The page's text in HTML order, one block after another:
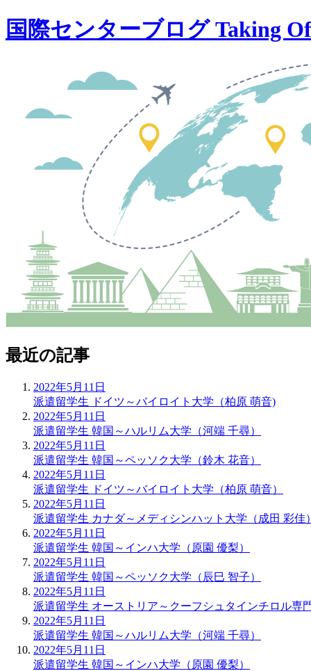
国際センターブログ Taking
最近の記事
2022年5月11日
派遣留学生 ドイツ～バイロイト大学（柏原 萌音)
2022年5月11日
派遣留学生 韓国～ハルリム大学（河端 千尋）
2022年5月11日
派遣留学生 韓国～ペッソク大学（鈴木 花音）
2022年5月11日
派遣留学生 ドイツ～バイロイト大学（柏原 萌音）
2022年5月11日
派遣留学生 カナダ～メディシンハット大学（成田 彩佳
2022年5月11日
派遣留学生 韓国～インハ大学（原園 優梨）
2022年5月11日
派遣留学生 韓国～ペッソク大学（辰巳 智子）
2022年5月11日
派遣留学生 オーストリア～クーフシュタインチロル専
2022年5月11日
派遣留学生 韓国～ハルリム大学（河端 千尋）
2022年5月11日
派遣留学生 韓国～インハ大学（原園 優梨）